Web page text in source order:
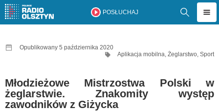
POSŁUCHAJ
Opublikowany 5 października 2020
Aplikacja mobilna, Żeglarstwo, Sport
Młodzieżowe Mistrzostwa Polski w
żeglarstwie. Znakomity występ
zawodników z Giżycka